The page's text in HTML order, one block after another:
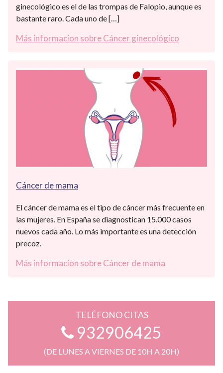
ginecológico es el de las trompas de Falopio, aunque es
bastante raro. Cada uno de […]
Más informacion sobre Cáncer ginecológico
Cáncer de mama
El cáncer de mama es el tipo de cáncer más frecuente en
las mujeres. En España se diagnostican 15.000 casos
nuevos cada año. Lo más importante es una detección
precoz.
Más informacion sobre Cáncer de mama
TELÉFONO CITAS
932906425
(DE LUNES A VIERNES DE 10H A 20H)